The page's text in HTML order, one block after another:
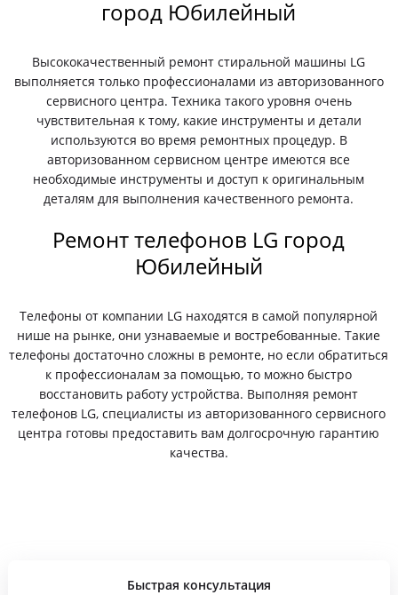
город Юбилейный
Высококачественный ремонт стиральной машины LG
выполняется только профессионалами из авторизованного
сервисного центра. Техника такого уровня очень
чувствительная к тому, какие инструменты и детали
используются во время ремонтных процедур. В
авторизованном сервисном центре имеются все
необходимые инструменты и доступ к оригинальным
деталям для выполнения качественного ремонта.
Ремонт телефонов LG город
Юбилейный
Телефоны от компании LG находятся в самой популярной
нише на рынке, они узнаваемые и востребованные. Такие
телефоны достаточно сложны в ремонте, но если обратиться
к профессионалам за помощью, то можно быстро
восстановить работу устройства. Выполняя ремонт
телефонов LG, специалисты из авторизованного сервисного
центра готовы предоставить вам долгосрочную гарантию
качества.
Быстрая консультация